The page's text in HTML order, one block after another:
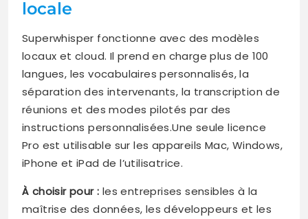
locale
Superwhisper fonctionne avec des modèles
locaux et cloud. Il prend en charge plus de 100
langues, les vocabulaires personnalisés, la
séparation des intervenants, la transcription de
réunions et des modes pilotés par des
instructions personnalisées.Une seule licence
Pro est utilisable sur les appareils Mac, Windows,
iPhone et iPad de l’utilisatrice.
À choisir pour : les entreprises sensibles à la
maîtrise des données, les développeurs et les